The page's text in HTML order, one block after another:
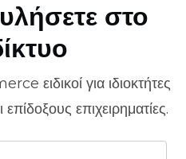
στο
ειδικοί για ιδιοκτήτες
επιχειρηματίες.